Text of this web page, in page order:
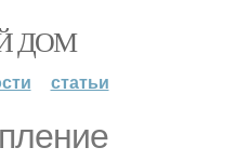
ДОМ
статьи